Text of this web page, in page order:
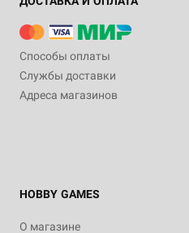
Способы оплаты
Службы доставки
Адреса магазинов
HOBBY GAMES
О магазине